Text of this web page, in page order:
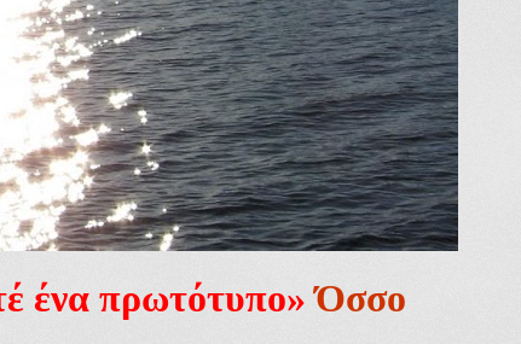
ένα πρωτότυπο» Όσσο